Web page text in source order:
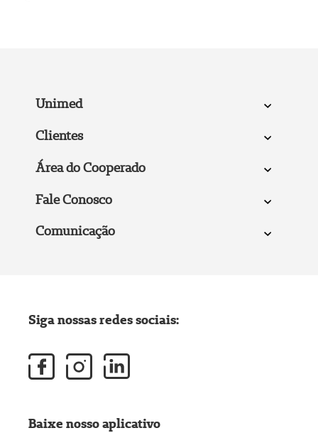
Unimed
Clientes
Área do Cooperado
Fale Conosco
Comunicação
Siga nossas redes sociais:
Baixe nosso aplicativo